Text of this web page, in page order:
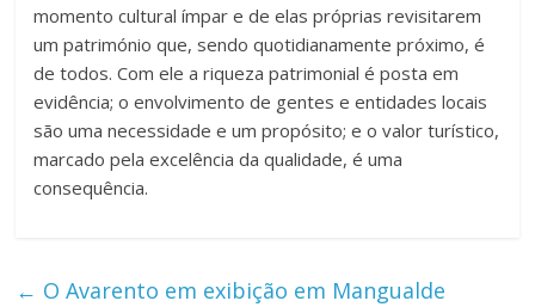
momento cultural ímpar e de elas próprias revisitarem
um património que, sendo quotidianamente próximo, é
de todos. Com ele a riqueza patrimonial é posta em
evidência; o envolvimento de gentes e entidades locais
são uma necessidade e um propósito; e o valor turístico,
marcado pela excelência da qualidade, é uma
consequência.
← O Avarento em exibição em Mangualde